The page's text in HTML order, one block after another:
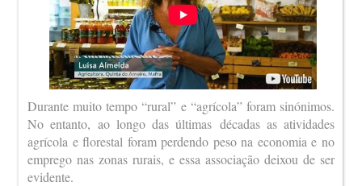
Durante muito tempo “rural” e “agrícola” foram sinónimos.
No entanto, ao longo das últimas décadas as atividades
agrícola e florestal foram perdendo peso na economia e no
emprego nas zonas rurais, e essa associação deixou de ser
evidente.